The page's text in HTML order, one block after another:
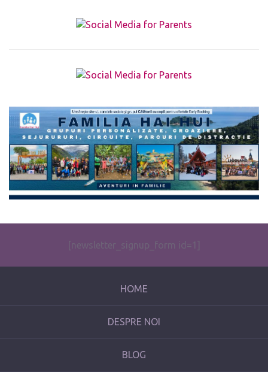
The form you have selected does not exist.
[newsletter_signup_form id=1]
HOME
DESPRE NOI
BLOG